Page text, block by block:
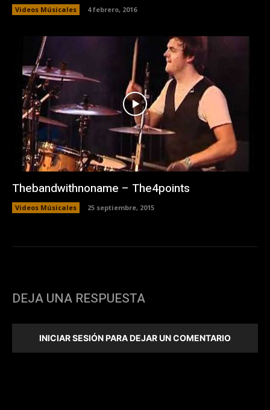
Videos Músicales 4 febrero, 2016
Thebandwithnoname – The4points
Videos Músicales 25 septiembre, 2015
DEJA UNA RESPUESTA
INICIAR SESIÓN PARA DEJAR UN COMENTARIO